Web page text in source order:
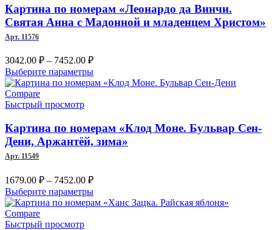
можно
выбрать
на
Картина по номерам «Леонардо да Винчи.
Святая Анна с Мадонной и младенцем Христом»
Арт. 11576
3042.00 ₽ – 7452.00 ₽Диапазон
цен:
3042.00 ₽
Выберите параметрыЭтот
товар
Опции
можно
выбрать
товара.
Compare
Быстрый просмотр
Картина по номерам «Клод Моне. Бульвар Сен-
Дени, Аржантёй, зима»
Арт. 11549
1679.00 ₽ – 7452.00 ₽Диапазон
цен:
1679.00 ₽
Выберите параметрыЭтот
товар
Compare
Быстрый просмотр